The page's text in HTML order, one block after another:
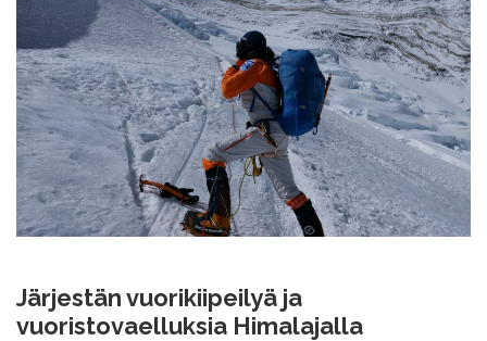
Järjestän vuorikiipeilyä ja
vuoristovaelluksia Himalajalla